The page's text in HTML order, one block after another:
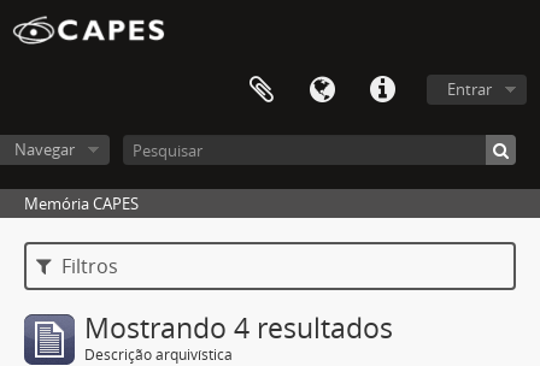
Entrar
Navegar
Memória CAPES
Filtros
Mostrando 4 resultados
Descrição arquivística